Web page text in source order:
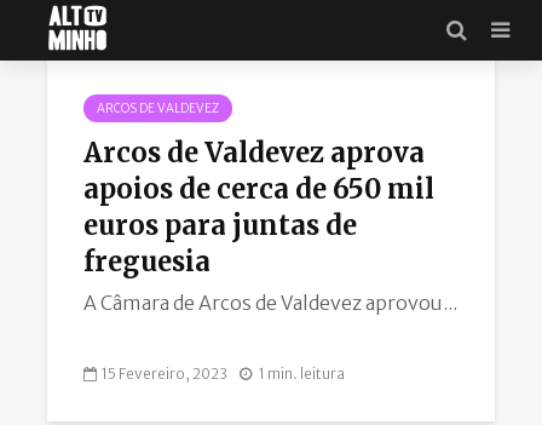
Andreia Ferreira
ARCOS DE VALDEVEZ
Arcos de Valdevez aprova
apoios de cerca de 650 mil
euros para juntas de
freguesia
A Câmara de Arcos de Valdevez aprovou...
15 Fevereiro, 2023 1 min. leitura